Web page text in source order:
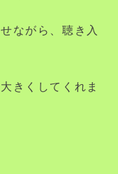
ながら、聴き入
きくしてくれま